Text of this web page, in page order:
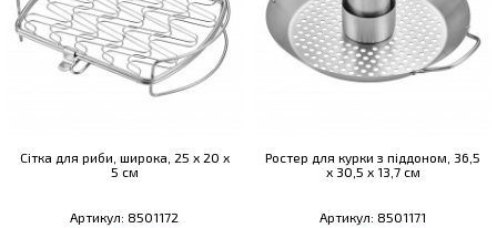
Сітка для риби, широка, 25 х 20 х
5 см
Артикул: 8501172
Ростер для курки з піддоном, 36,5
х 30,5 х 13,7 см
Артикул: 8501171